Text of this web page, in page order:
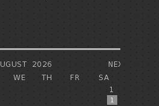
NEXT
2026
WE TH FR
SA
1
1